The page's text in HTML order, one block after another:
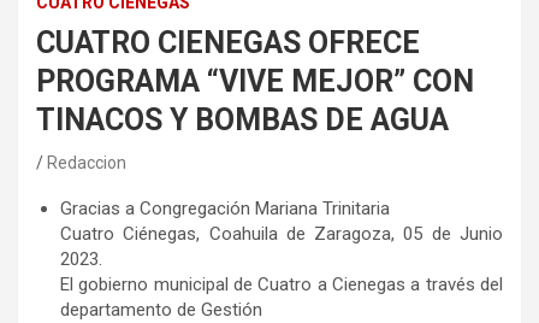
CUATRO CIENEGAS OFRECE
PROGRAMA “VIVE MEJOR” CON
TINACOS Y BOMBAS DE AGUA
Redaccion
Gracias a Congregación Mariana Trinitaria
Cuatro Ciénegas, Coahuila de Zaragoza, 05 de Junio
2023.
El gobierno municipal de Cuatro a Cienegas a través del
departamento de Gestión